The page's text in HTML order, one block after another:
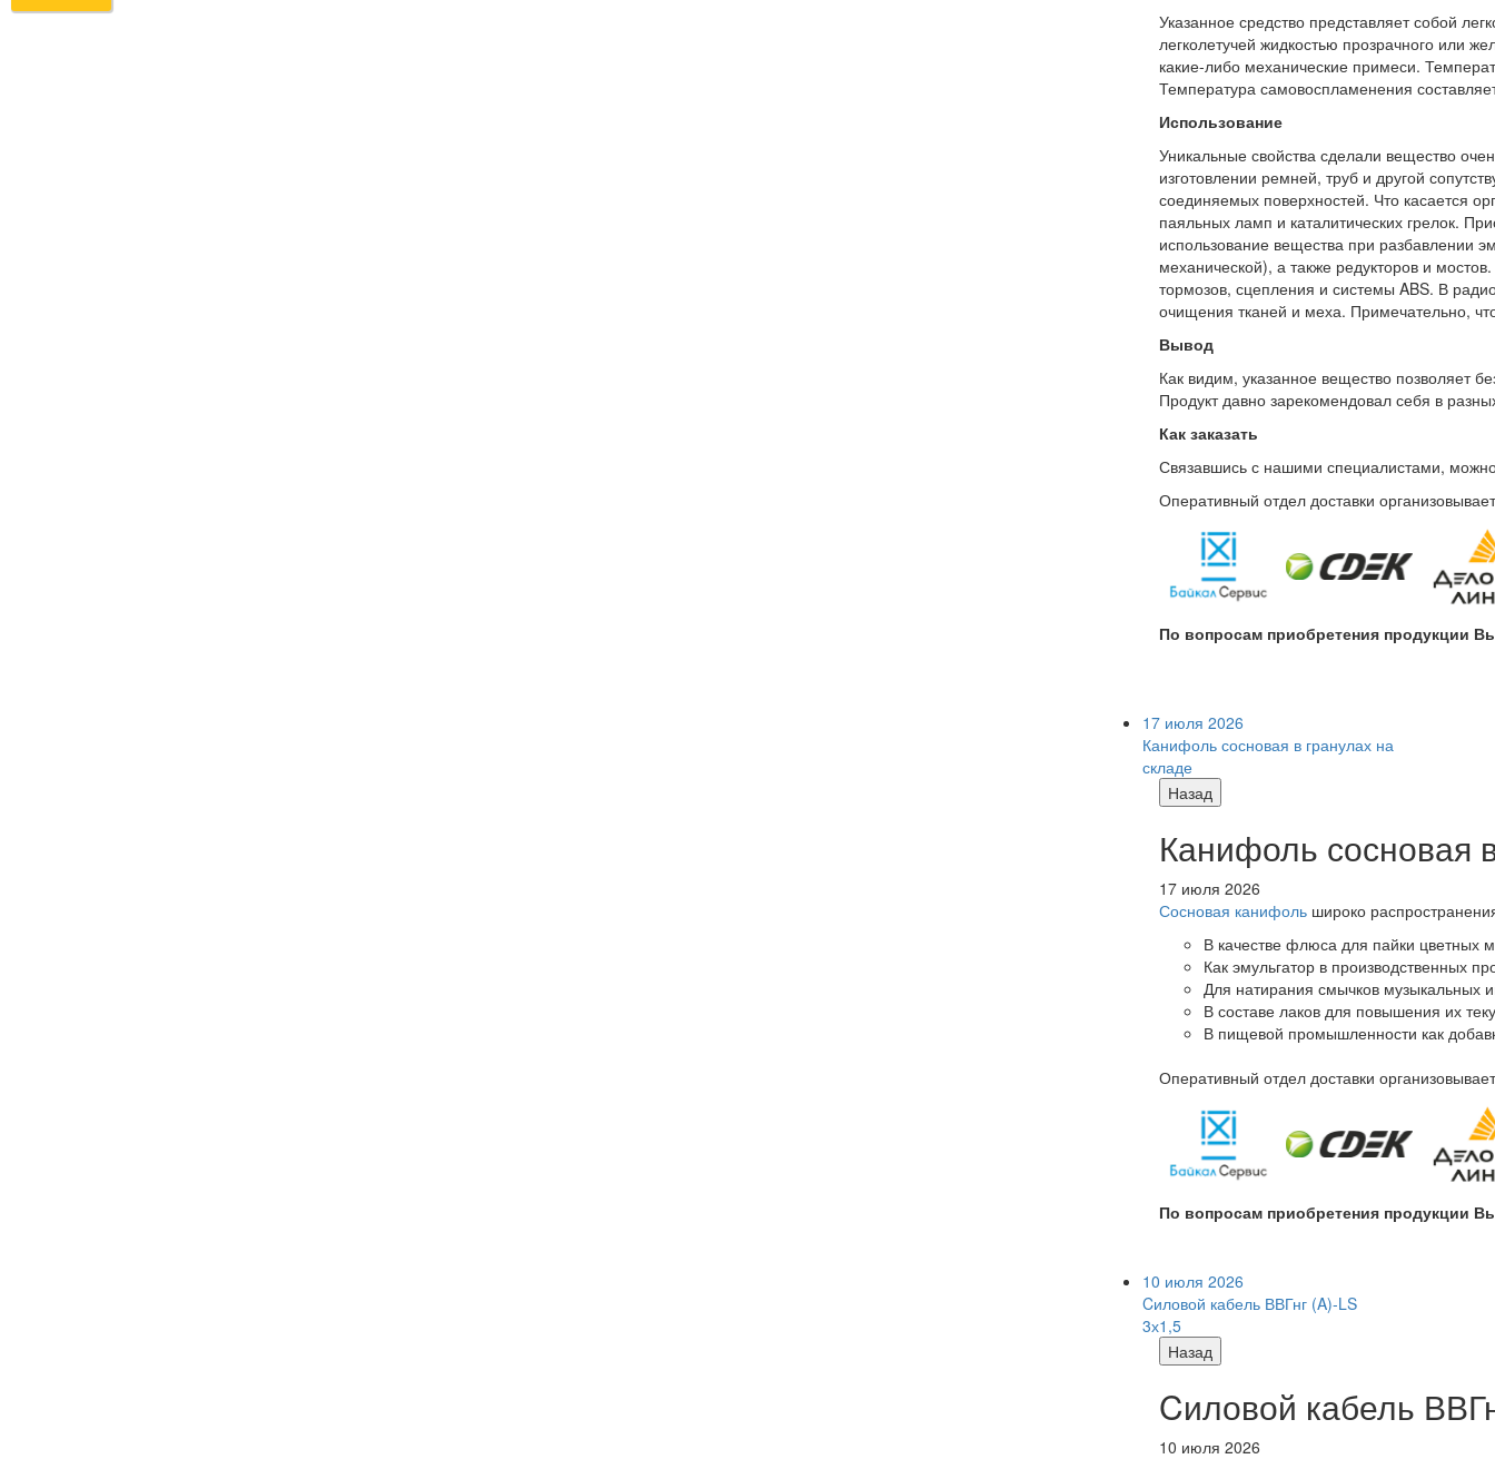
Указанное средство представляет собой
легколетучей жидкостью прозрачного или
какие-либо механические примеси.
Температура самовоспламенения
Использование
Уникальные свойства сделали вещество
изготовлении ремней, труб и другой
соединяемых поверхностей. Что касается
паяльных ламп и каталитических грелок.
использование вещества при разбавлении
механической), а также редукторов и
тормозов, сцепления и системы ABS. В
очищения тканей и меха. Примечательно,
Вывод
Как видим, указанное вещество позволяет
Продукт давно зарекомендовал себя в
Как заказать
Связавшись с нашими специалистами,
Оперативный отдел доставки
По вопросам приобретения продукции
17 июля 2026
Канифоль сосновая в гранулах на
складе
Назад
Канифоль сосновая
17 июля 2026
Сосновая канифоль широко
В качестве флюса для пайки цветных
Как эмульгатор в производственных
Для натирания смычков музыкальных
В составе лаков для повышения их
В пищевой промышленности как
Оперативный отдел доставки
По вопросам приобретения продукции
10 июля 2026
Cиловой кабель ВВГнг (A)-LS
3х1,5
Назад
Cиловой кабель
10 июля 2026